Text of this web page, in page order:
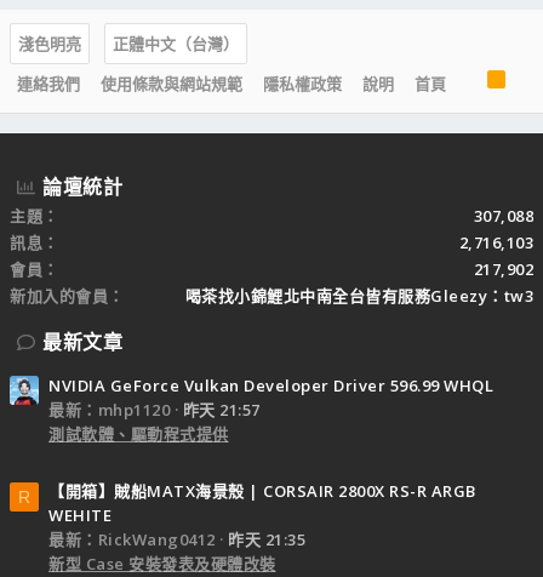
淺色明亮
正體中文（台灣）
連絡我們
使用條款與網站規範 隱私權政策 說明 首頁
S
論壇統計
主題
307,088
訊息
2,716,103
會員
217,902
新加入的會員
喝茶找小錦鯉北中南全台皆有服務Gleezy：tw3
最新文章
NVIDIA GeForce Vulkan Developer Driver 596.99 WHQL
最新：mhp1120
昨天 21:57
測試軟體、驅動程式提供
R
【開箱】賊船MATX海景殼 | CORSAIR 2800X RS-R ARGB
WEHITE
最新：RickWang0412
昨天 21:35
新型 Case 安裝發表及硬體改裝